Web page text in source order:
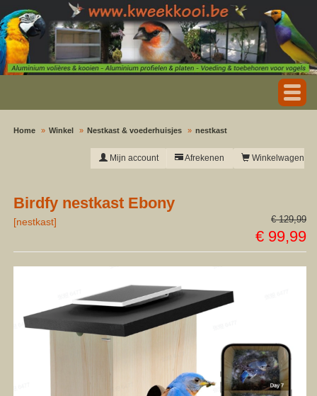
Home Winkel Nestkast & voederhuisjes nestkast
Winkelwagen
Afrekenen
Mijn account
€ 129,99
€ 99,99
Birdfy nestkast Ebony
[nestkast]